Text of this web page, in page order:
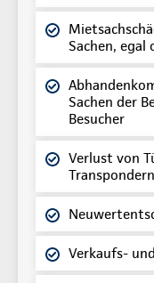
Sachen,
Sachen der
Besucher
Verlust von
Verkaufs-